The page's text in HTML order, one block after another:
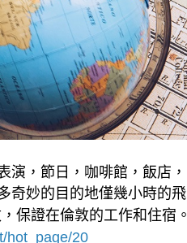
，節日，咖啡館，飯店，
奇妙的目的地僅幾小時的飛
保證在倫敦的工作和住宿。
hot_page/20